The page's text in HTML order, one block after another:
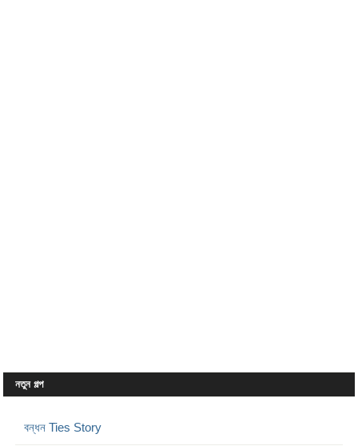
নতুন গল্প
বন্ধন Ties Story